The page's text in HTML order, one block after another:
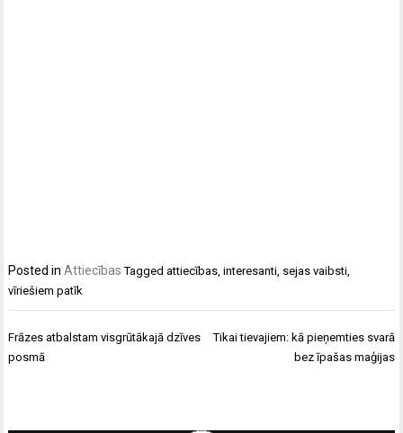
Posted inAttiecības Taggedattiecības ,interesanti sejas vaibsti
vīriešiem patīk
Ziņu
izvēlne
Frāzes atbalstam visgrūtākajā dzīves
posmā
Tikai tievajiem: kā pieņemties svarā
bez īpašas maģijas